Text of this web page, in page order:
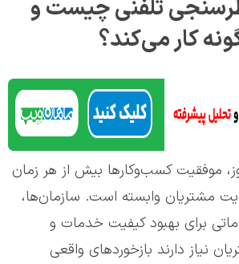
تلفنی چیست و
کار می‌کند؟
موفقیت کسب‌وکارها بیش از هر زمان
مشتریان وابسته است. سازمان‌ها،
برای بهبود کیفیت خدمات و
نیاز دارند بازخوردهای واقعی